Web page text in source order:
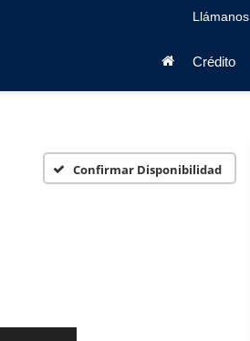
Llámanos
Crédito
Confirmar Disponibilidad